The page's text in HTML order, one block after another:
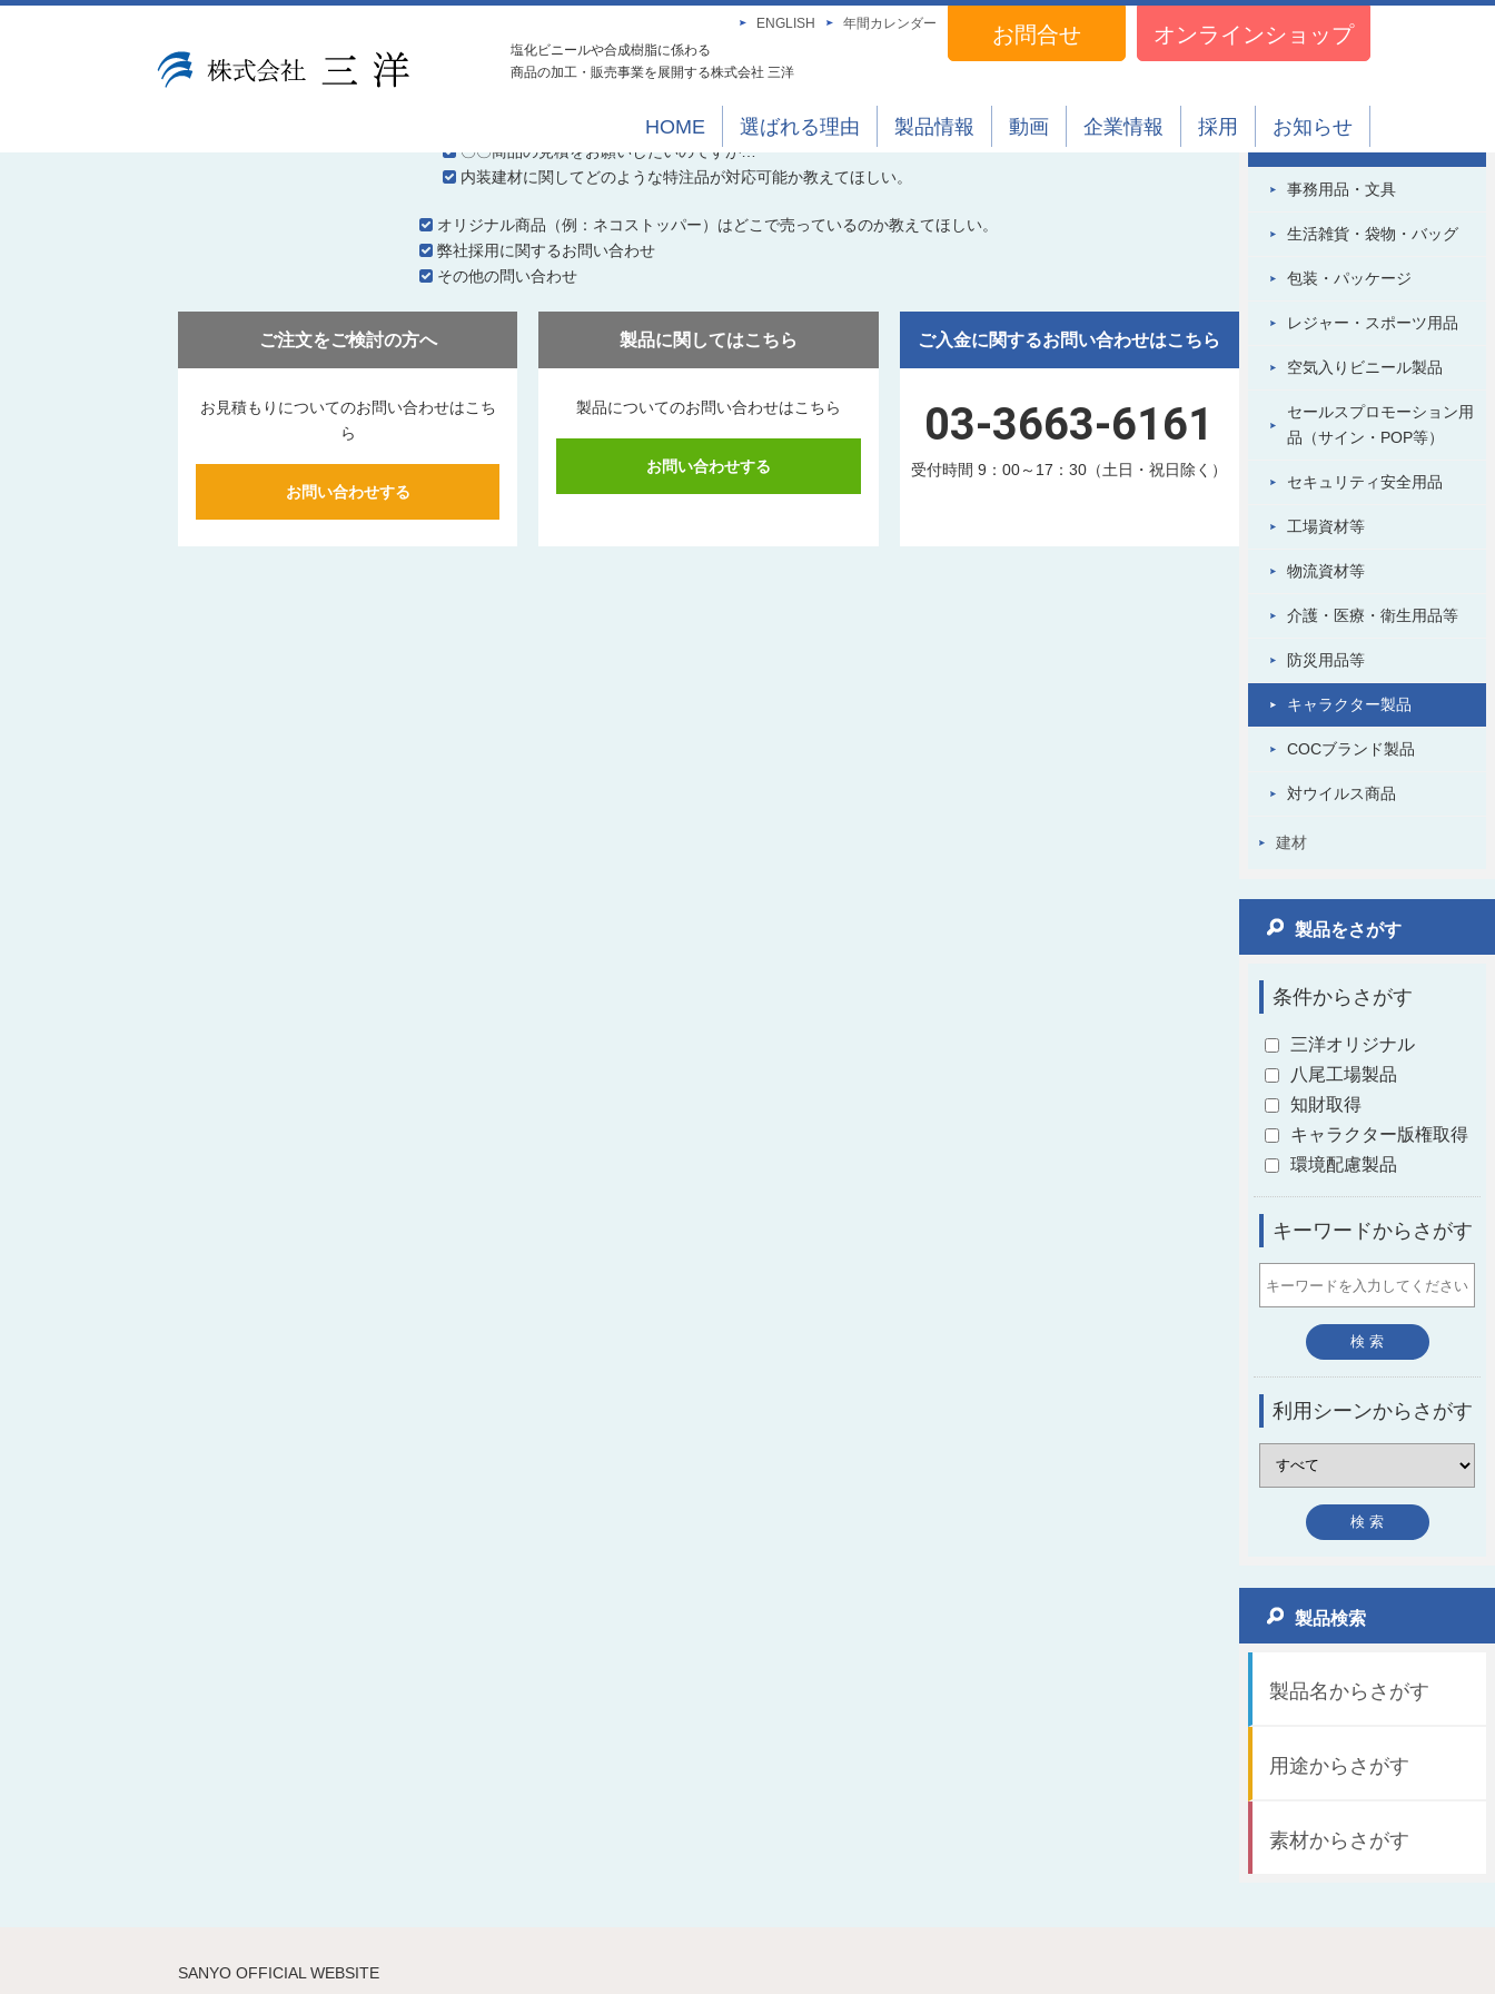
ENGLISH 年間カレンダー お問合せ オンラインショップ
塩化ビニールや合成樹脂に係わる
商品の加工・販売事業を展開する株式会社 三洋
HOME 選ばれる理由 製品情報 動画 企業情報 採用 お知らせ
プラスチック・ビニール製品
事務用品・文具
生活雑貨・袋物・バッグ
包装・パッケージ
レジャー・スポーツ用品
空気入りビニール製品
セールスプロモーション用
品（サイン・POP等）
セキュリティ安全用品
工場資材等
物流資材等
介護・医療・衛生用品等
防災用品等
キャラクター製品
COCブランド製品
対ウイルス商品
建材
製品をさがす
条件からさがす
三洋オリジナル
八尾工場製品
知財取得
キャラクター版権取得
環境配慮製品
キーワードからさがす
利用シーンからさがす
製品検索
製品名からさがす
用途からさがす
素材からさがす
CONTACT 下記のようなご要望は株式会社三洋にお気軽にお問い合わせください。
オリジナルグッズを作りたいのですが、ご相談に乗っていただけますか？
〇〇商品の見積をお願いしたいのですが…
内装建材に関してどのような特注品が対応可能か教えてほしい。
オリジナル商品（例：ネコストッパー）はどこで売っているのか教えてほしい。
弊社採用に関するお問い合わせ
その他の問い合わせ
ご注文をご検討の方へ
お見積もりについてのお問い合わせはこち
ら
お問い合わせする
製品に関してはこちら
製品についてのお問い合わせはこちら
お問い合わせする
ご入金に関するお問い合わせはこちら
03-3663-6161
受付時間 9：00～17：30（土日・祝日除く）
SANYO OFFICIAL WEBSITE